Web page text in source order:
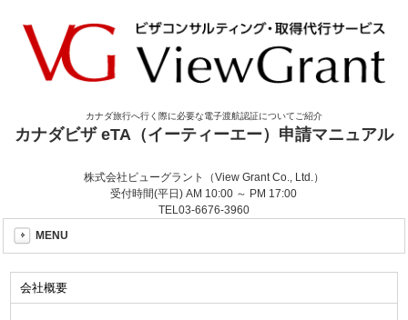
カナダ旅行へ行く際に必要な電子渡航認証についてご紹介
カナダビザ eTA（イーティーエー）申請マニュアル
株式会社ビューグラント（View Grant Co., Ltd.）
受付時間(平日) AM 10:00 ～ PM 17:00
TEL03-6676-3960
MENU
会社概要